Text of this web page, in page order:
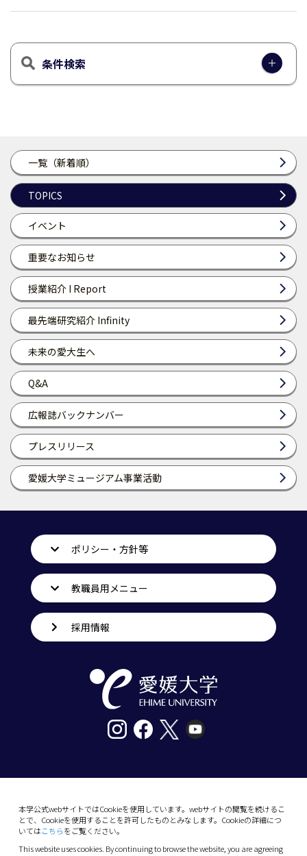
一覧（新着順）
TOPICS
イベント
重要なお知らせ
授業紹介 I Report
最先端研究紹介 Infinity
未来の愛大生へ
Q&A
広報誌バックナンバー
プレスリリース
愛媛大学ミュージアム事業活動
条件検索
本学公式webサイトではCookieを使用しています。webサイトの閲覧を続けるこ
とで、Cookieを使用することを許可したものとみなします。Cookieの詳細につ
いてはこちらをご覧ください。
This website uses cookies. By continuing to browse the website, you are agreeing
ポリシー・方針等
教職員用メニュー
採用情報
10-13 Dogo-Himata, Matsuyama, Ehime 790-